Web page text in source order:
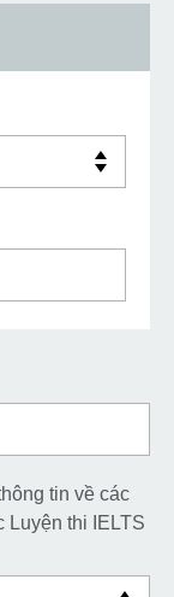
tin về các
Luyện thi IELTS